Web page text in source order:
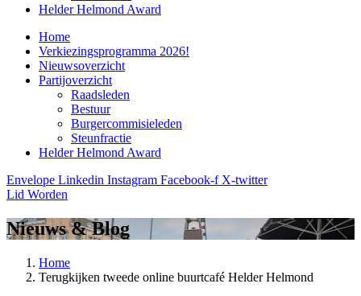
Helder Helmond Award
Home
Verkiezingsprogramma 2026!
Nieuwsoverzicht
Partijoverzicht
Raadsleden
Bestuur
Burgercommisieleden
Steunfractie
Helder Helmond Award
Envelope Linkedin Instagram Facebook-f X-twitter
Lid Worden
Nieuws & Blog
Home
Terugkijken tweede online buurtcafé Helder Helmond